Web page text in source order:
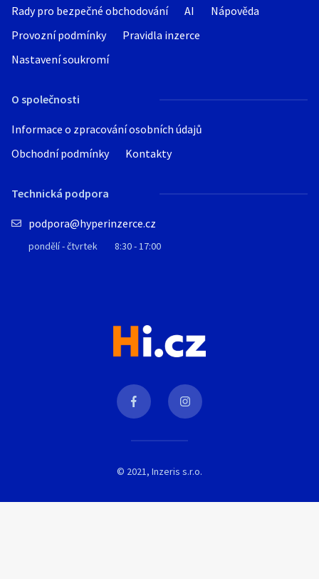
Rady pro bezpečné obchodování
AI
Nápověda
Provozní podmínky
Pravidla inzerce
Nastavení soukromí
O společnosti
Informace o zpracování osobních údajů
Obchodní podmínky
Kontakty
Technická podpora
podpora@hyperinzerce.cz
pondělí - čtvrtek 8:30 - 17:00
© 2021, Inzeris s.r.o.